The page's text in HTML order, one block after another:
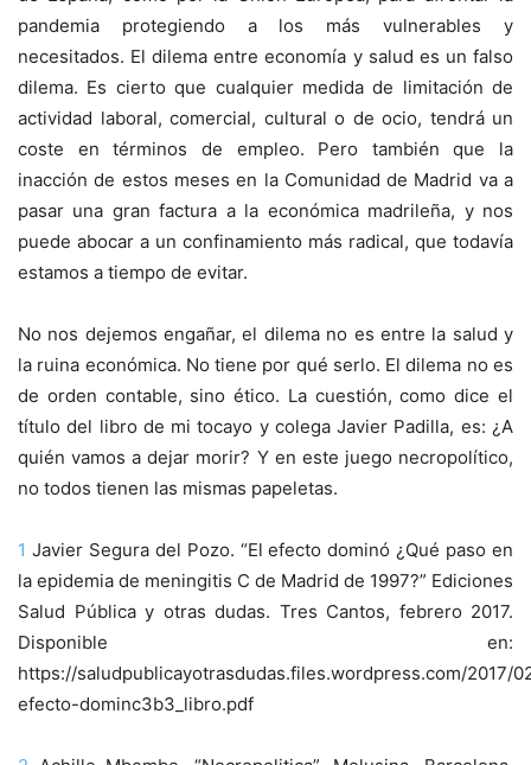
pandemia protegiendo a los más vulnerables y
necesitados. El dilema entre economía y salud es un falso
dilema. Es cierto que cualquier medida de limitación de
actividad laboral, comercial, cultural o de ocio, tendrá un
coste en términos de empleo. Pero también que la
inacción de estos meses en la Comunidad de Madrid va a
pasar una gran factura a la económica madrileña, y nos
puede abocar a un confinamiento más radical, que todavía
estamos a tiempo de evitar.
No nos dejemos engañar, el dilema no es entre la salud y
la ruina económica. No tiene por qué serlo. El dilema no es
de orden contable, sino ético. La cuestión, como dice el
título del libro de mi tocayo y colega Javier Padilla, es: ¿A
quién vamos a dejar morir? Y en este juego necropolítico,
no todos tienen las mismas papeletas.
1 Javier Segura del Pozo. “El efecto dominó ¿Qué paso en
la epidemia de meningitis C de Madrid de 1997?” Ediciones
Salud Pública y otras dudas. Tres Cantos, febrero 2017.
Disponible en:
https://saludpublicayotrasdudas.files.wordpress.com/2017/
efecto-dominc3b3_libro.pdf